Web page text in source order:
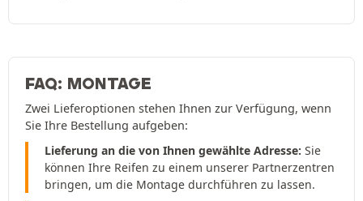
FAQ: MONTAGE
Zwei Lieferoptionen stehen Ihnen zur Verfügung, wenn
Sie Ihre Bestellung aufgeben:
Lieferung an die von Ihnen gewählte Adresse: Sie
können Ihre Reifen zu einem unserer Partnerzentren
bringen, um die Montage durchführen zu lassen.